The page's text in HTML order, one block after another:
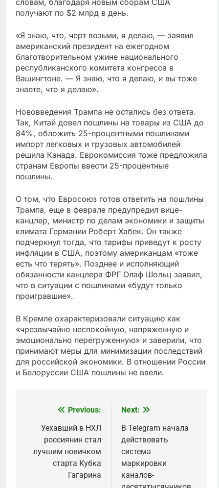
получают по $2 млрд в день.
«Я знаю, что, черт возьми, я делаю, — заявил
американский президент на ежегодном
благотворительном ужине национального
республиканского комитета конгресса в
Вашингтоне. — Я знаю, что я делаю, и вы тоже
знаете, что я делаю».
Нововведения Трампа не остались без ответа.
Так, Китай довел пошлины на товары из США до
84%, обложить 25-процентными пошлинами
импорт легковых и грузовых автомобилей
решила Канада. Еврокомиссия тоже предложила
странам Европы ввести 25-процентные
пошлины.
О том, что Евросоюз готов ответить на пошлины
Трампа, еще в феврале предупредил вице-
канцлер, министр по делам экономики и защиты
климата Германии Роберт Хабек. Он также
подчеркнул тогда, что тарифы приведут к росту
инфляции в США, поэтому американцам «тоже
есть что терять». Позднее и исполняющий
обязанности канцлера ФРГ Олаф Шольц заявил,
что в ситуации с пошлинами «будут только
проигравшие».
В Кремле охарактеризовали ситуацию как
«чрезвычайно неспокойную, напряженную и
эмоционально перегруженную» и заверили, что
принимают меры для минимизации последствий
для российской экономики. В отношении России
и Белоруссии США пошлины не ввели.
navigation
Previous:
Уехавший в НХЛ
россиянин стал
лучшим новичком
старта Кубка
Гагарина
Next:
В Telegram начала
действовать
система
маркировки
каналов-